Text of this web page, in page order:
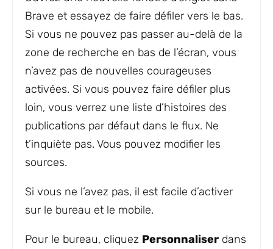
Brave et essayez de faire défiler vers le bas.
Si vous ne pouvez pas passer au-delà de la
zone de recherche en bas de l’écran, vous
n’avez pas de nouvelles courageuses
activées. Si vous pouvez faire défiler plus
loin, vous verrez une liste d’histoires des
publications par défaut dans le flux. Ne
t’inquiète pas. Vous pouvez modifier les
sources.
Si vous ne l’avez pas, il est facile d’activer
sur le bureau et le mobile.
Pour le bureau, cliquez Personnaliser dans